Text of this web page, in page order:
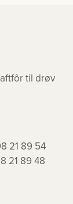
til drøv
21 89 54
21 89 48